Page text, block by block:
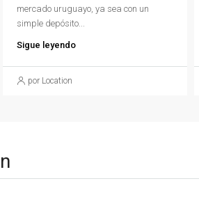
mercado uruguayo, ya sea con un
simple depósito...
Sigue leyendo
por Location